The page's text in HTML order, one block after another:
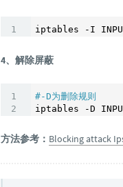
iptables -I
4、解除屏蔽
#-D为删除规则
iptables -D
方法参考： Blocking attack